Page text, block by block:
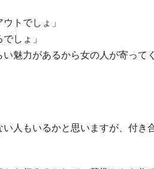
トでしょ」
しょ」
い魅力があるから女の人が寄っ
人もいるかと思いますが、付き